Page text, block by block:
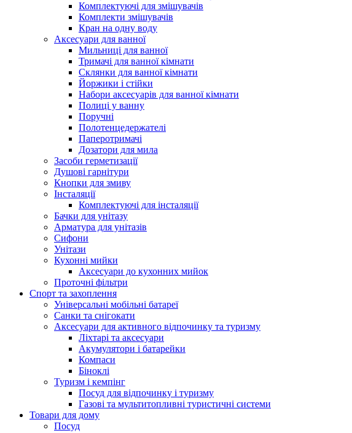
Комплектуючі для змішувачів
Комплекти змішувачів
Кран на одну воду
Аксесуари для ванної
Мильниці для ванної
Тримачі для ванної кімнати
Склянки для ванної кімнати
Йоржики і стійки
Набори аксесуарів для ванної кімнати
Полиці у ванну
Поручні
Полотенцедержателі
Паперотримачі
Дозатори для мила
Засоби герметизації
Душові гарнітури
Кнопки для змиву
Інсталяції
Комплектуючі для інсталяції
Бачки для унітазу
Арматура для унітазів
Сифони
Унітази
Кухонні мийки
Аксесуари до кухонних мийок
Проточні фільтри
Спорт та захоплення
Універсальні мобільні батареї
Санки та снігокати
Аксесуари для активного відпочинку та туризму
Ліхтарі та аксесуари
Акумулятори і батарейки
Компаси
Біноклі
Туризм і кемпінг
Посуд для відпочинку і туризму
Газові та мультитопливні туристичні системи
Товари для дому
Посуд